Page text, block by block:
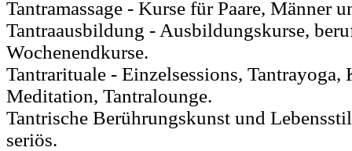
Tantramassage - Kurse für Paare, Männer
Tantraausbildung - Ausbildungskurse,
Wochenendkurse.
Tantrarituale - Einzelsessions,
Meditation, Tantralounge.
Tantrische Berührungskunst und
seriös.